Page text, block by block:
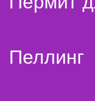
Пеллинг